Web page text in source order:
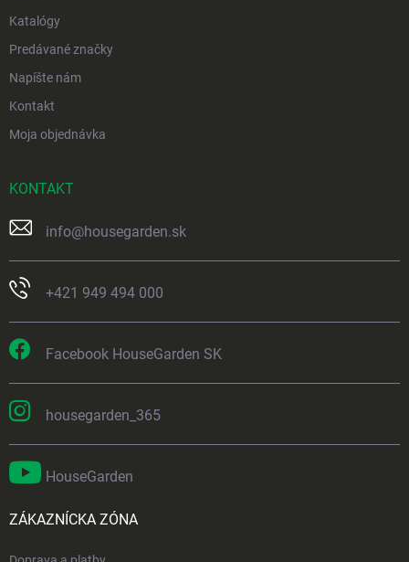
Katalógy
Predávané značky
Napíšte nám
Kontakt
Moja objednávka
KONTAKT
info@housegarden.sk
+421 949 494 000
Facebook HouseGarden SK
housegarden_365
HouseGarden
ZÁKAZNÍCKA ZÓNA